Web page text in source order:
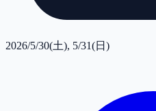
2026/5/30(土), 5/31(日)